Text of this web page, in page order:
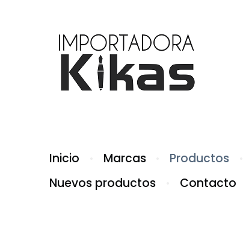
Inicio Marcas Productos
Nuevos productos
Contacto